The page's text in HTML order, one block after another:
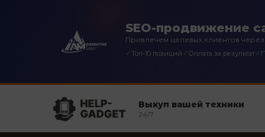
SEO-продвижение
Привлечем целевых клиентов
✓Топ-10 позиций ✓ Оплата за результат✓
Выкуп вашей техники
24/7